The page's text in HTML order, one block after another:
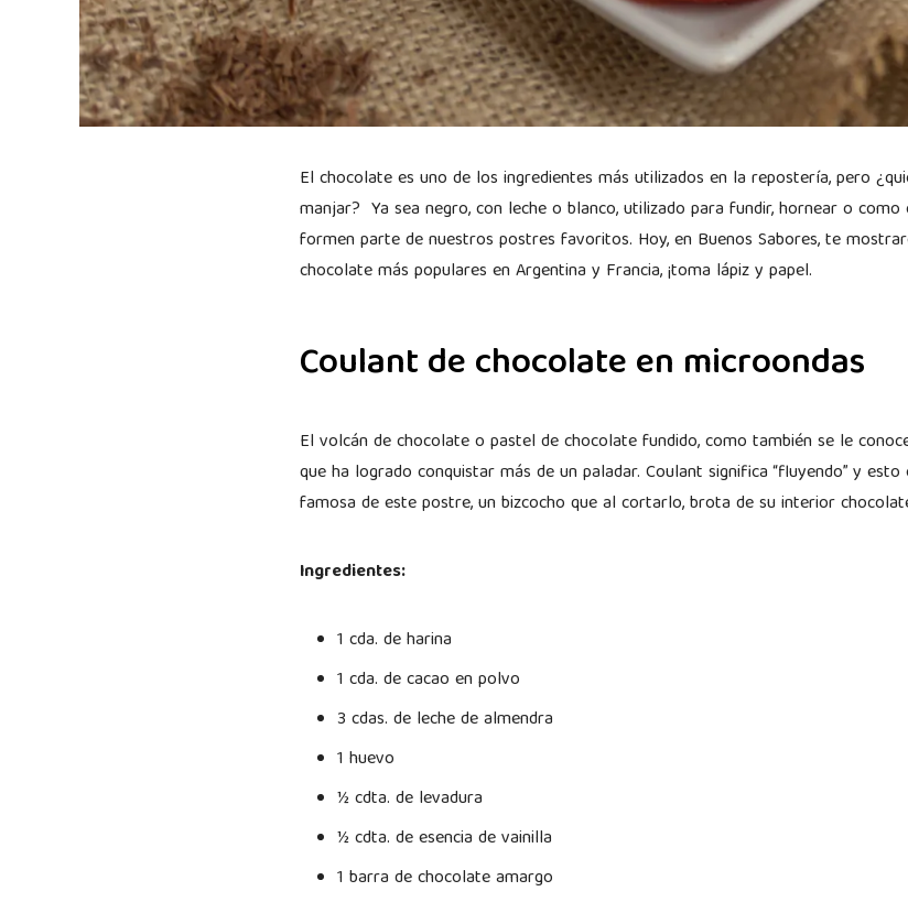
El chocolate es uno de los ingredientes más utilizados en la repostería, pero
manjar? Ya sea negro, con leche o blanco, utilizado para fundir, hornear o
formen parte de nuestros postres favoritos. Hoy, en Buenos Sabores, te
chocolate más populares en Argentina y Francia, ¡toma lápiz y papel.
Coulant de chocolate en microondas
El volcán de chocolate o pastel de chocolate fundido, como también se le
que ha logrado conquistar más de un paladar. Coulant significa “fluyendo” y
famosa de este postre, un bizcocho que al cortarlo, brota de su interior
Ingredientes:
1 cda. de harina
1 cda. de cacao en polvo
3 cdas. de leche de almendra
1 huevo
½ cdta. de levadura
½ cdta. de esencia de vainilla
1 barra de chocolate amargo